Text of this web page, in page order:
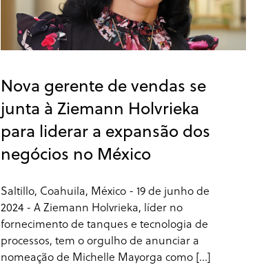
Nova gerente de vendas se
junta à Ziemann Holvrieka
para liderar a expansão dos
negócios no México
Saltillo, Coahuila, México - 19 de junho de
2024 - A Ziemann Holvrieka, líder no
fornecimento de tanques e tecnologia de
processos, tem o orgulho de anunciar a
nomeação de Michelle Mayorga como [...]